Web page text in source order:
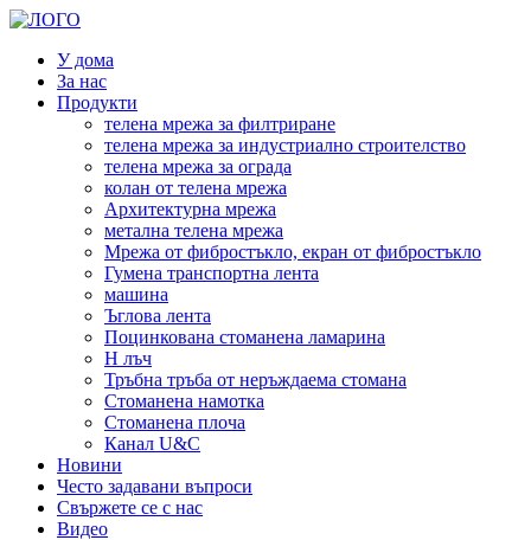
У дома
За нас
Продукти
телена мрежа за филтриране
телена мрежа за индустриално строителство
телена мрежа за ограда
колан от телена мрежа
Архитектурна мрежа
метална телена мрежа
Мрежа от фибростъкло, екран от фибростъкло
Гумена транспортна лента
машина
Ъглова лента
Поцинкована стоманена ламарина
H лъч
Тръбна тръба от неръждаема стомана
Стоманена намотка
Стоманена плоча
Канал U&C
Новини
Често задавани въпроси
Свържете се с нас
Видео